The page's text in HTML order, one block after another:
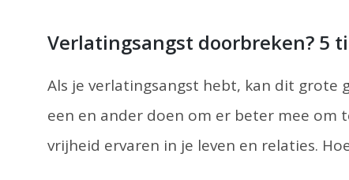
Verlatingsangst doorbreken? 5
Als je verlatingsangst hebt, kan dit grote
een en ander doen om er beter mee om
vrijheid ervaren in je leven en relaties.